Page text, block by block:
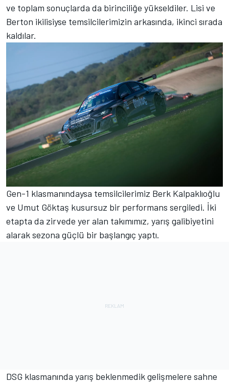
ve toplam sonuçlarda da birinciliğe yükseldiler. Lisi ve
Berton ikilisiyse temsilcilerimizin arkasında, ikinci sırada
kaldılar.
Gen-1 klasmanındaysa temsilcilerimiz Berk Kalpaklıoğlu
ve Umut Göktaş kusursuz bir performans sergiledi. İki
etapta da zirvede yer alan takımımız, yarış galibiyetini
alarak sezona güçlü bir başlangıç yaptı.
DSG klasmanında yarış beklenmedik gelişmelere sahne